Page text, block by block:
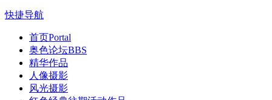
快捷导航
首页Portal
奥色论坛BBS
精华作品
人像摄影
风光摄影